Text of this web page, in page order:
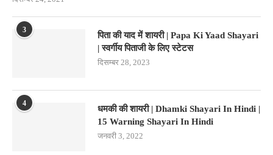
3
पिता की याद में शायरी | Papa Ki Yaad Shayari
| स्वर्गीय पिताजी के लिए स्टेटस
दिसम्बर 28, 2023
4
धमकी की शायरी | Dhamki Shayari In Hindi |
15 Warning Shayari In Hindi
जनवरी 3, 2022